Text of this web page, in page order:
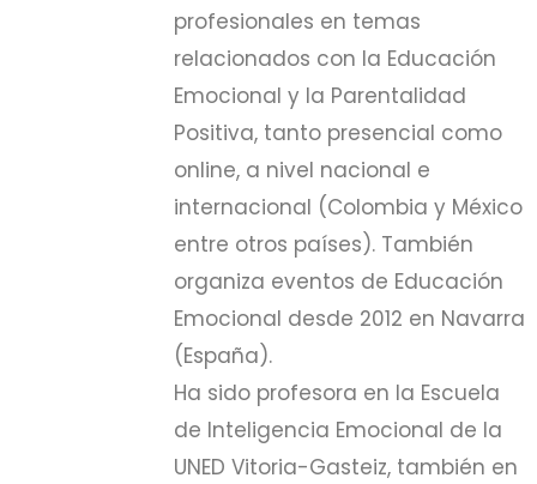
profesionales en temas
relacionados con la Educación
Emocional y la Parentalidad
Positiva, tanto presencial como
online, a nivel nacional e
internacional (Colombia y México
entre otros países). También
organiza eventos de Educación
Emocional desde 2012 en Navarra
(España).
Ha sido profesora en la Escuela
de Inteligencia Emocional de la
UNED Vitoria-Gasteiz, también en